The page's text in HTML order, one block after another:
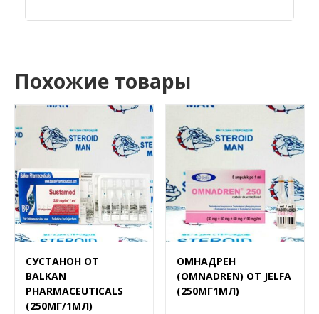
Похожие товары
СУСТАНОН ОТ
BALKAN
PHARMACEUTICALS
(250МГ/1МЛ)
ОМНАДРЕН
(OMNADREN) ОТ JELFA
(250МГ1МЛ)